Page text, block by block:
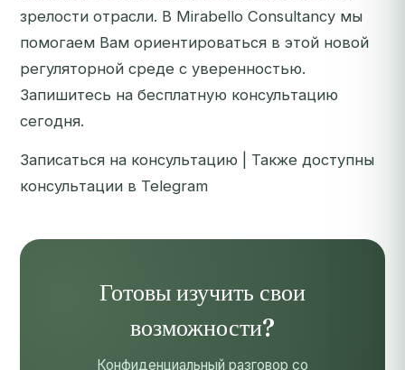
зрелости отрасли. В Mirabello Consultancy мы
помогаем Вам ориентироваться в этой новой
регуляторной среде с уверенностью.
Запишитесь на бесплатную консультацию
сегодня.
Записаться на консультацию | Также доступны
консультации в Telegram
Готовы изучить свои
возможности?
Конфиденциальный разговор со